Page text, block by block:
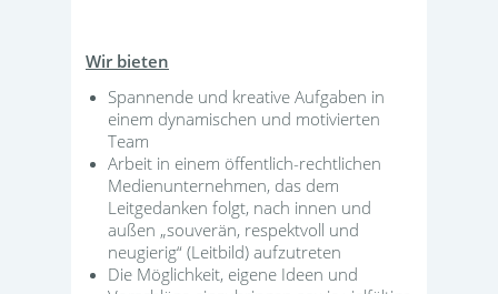
Wir bieten
Spannende und kreative Aufgaben in
einem dynamischen und motivierten
Team
Arbeit in einem öffentlich-rechtlichen
Medienunternehmen, das dem
Leitgedanken folgt, nach innen und
außen „souverän, respektvoll und
neugierig“ (Leitbild) aufzutreten
Die Möglichkeit, eigene Ideen und